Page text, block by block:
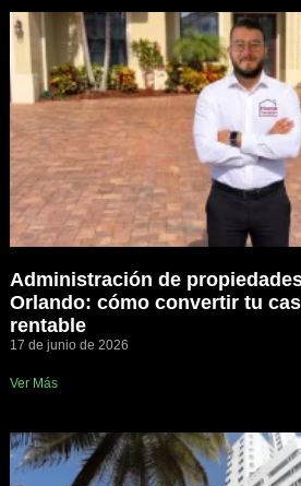
Administración de
Orlando: cómo convertir tu
rentable
17 de junio de 2026
Ver Más